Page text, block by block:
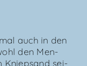
auch in den
den Men­
Kniep­sand sei­